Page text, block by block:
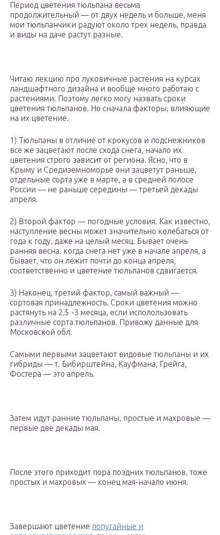
Период цветения тюльпана весьма
продолжительный — от двух недель и больше, меня
мои тюльпанчики радуют около трех недель, правда
и виды на даче растут разные.
Читаю лекцию про луковичные растения на курсах
ландшафтного дизайна и вообще много работаю с
растениями. Поэтому легко могу назвать сроки
цветения тюльпанов. Но сначала факторы, влияющие
на их цветение.
1) Тюльпаны в отличие от крокусов и подснежников
все же зацветают после схода снега, начало их
цветения строго зависит от региона. Ясно, что в
Крыму и Средиземноморье они зацветут раньше,
отдельные сорта уже в марте, а в средней полосе
России — не раньше середины — третьей декады
апреля.
2) Второй фактор — погодные условия. Как известно,
наступление весны может значительно колебаться от
года к году, даже на целый месяц. Бывает очень
ранняя весна. когда снега нет уже в начале апреля, а
бывает, что он лежит почти до конца апреля,
соответственно и цветение тюльпанов сдвигается.
3) Наконец, третий фактор, самый важный —
сортовая принадлежность. Сроки цветения можно
растянуть на 2,5 -3 месяца, если исполользовать
различные сорта тюльпанов. Привожу данные для
Московской обл.
Самыми первыми зацветают видовые тюльпаны и их
гибриды — т. Бибирштейна, Кауфмана, Грейга,
Фостера — это апрель.
Затем идут ранние тюльпаны, простые и махровые —
первые две декады мая.
После этого приходит пора поздних тюльпанов, тоже
простых и махровых — конец мая-начало июня.
Завершают цветение попугайные и